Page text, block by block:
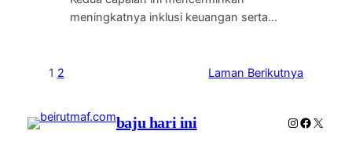
meningkatnya inklusi keuangan serta…
1 2 Laman Berikutnya
baju hari ini Instagram
X